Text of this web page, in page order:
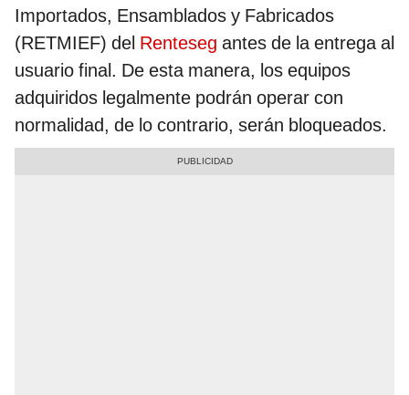
Importados, Ensamblados y Fabricados
(RETMIEF) del Renteseg antes de la entrega al
usuario final. De esta manera, los equipos
adquiridos legalmente podrán operar con
normalidad, de lo contrario, serán bloqueados.